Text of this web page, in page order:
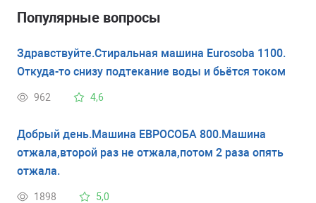
Популярные вопросы
Здравствуйте.Стиральная машина Eurosoba 1100.
Откуда-то снизу подтекание воды и бьётся током
962 4,6
Добрый день.Машина ЕВРОСОБА 800.Машина
отжала,второй раз не отжала,потом 2 раза опять
отжала.
1898 5,0